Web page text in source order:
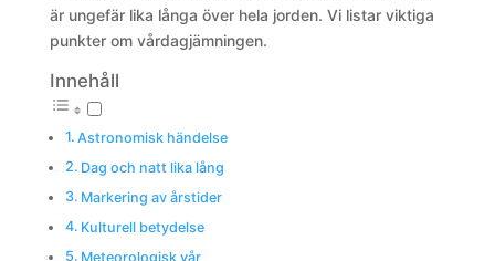
är ungefär lika långa över hela jorden. Vi listar viktiga
punkter om vårdagjämningen.
Innehåll
Astronomisk händelse
Dag och natt lika lång
Markering av årstider
Kulturell betydelse
Meteorologisk vår